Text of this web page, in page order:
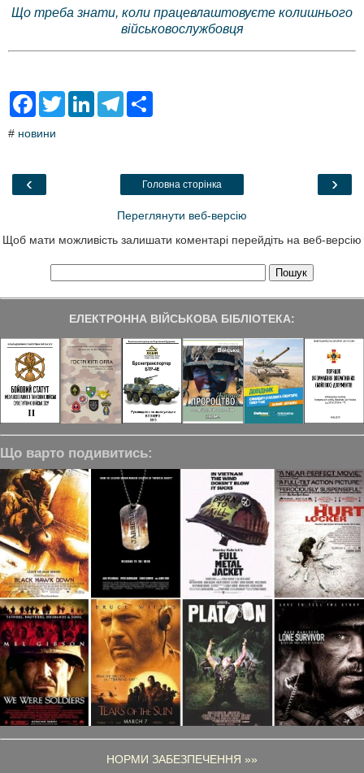
Що треба знати, коли працевлаштовуєте колишнього
військовослужбовця
F
e
o
T
L
T
a
# новини
‹ ›
Головна сторінка
Переглянути веб-версію
Щоб мати можливість залишати коментарі перейдіть на веб-версію
ЕЛЕКТРОННА ВІЙСЬКОВА БІБЛІОТЕКА:
Що варто подивитись:
НОРМИ ЗАБЕЗПЕЧЕННЯ »»